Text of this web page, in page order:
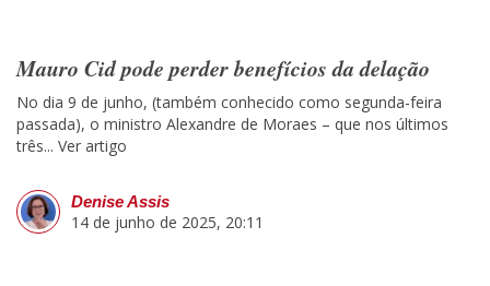
Mauro Cid pode perder benefícios da delação
No dia 9 de junho, (também conhecido como segunda-feira
passada), o ministro Alexandre de Moraes – que nos últimos
três... Ver artigo
Denise Assis
14 de junho de 2025, 20:11